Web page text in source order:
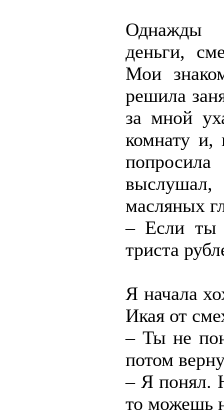
Однажды
деньги,
Мои
решила
за мной
комнату и,
масляных
– Если ты
триста
Я начала
Икая от
– Ты не
потом
– Я понял.
то можешь